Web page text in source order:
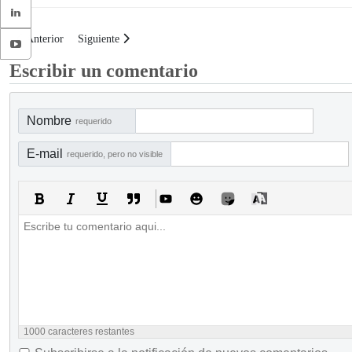
Artículo anterior: Checklist para revisar el riesgo de fraude para el CEO
Anterior Artículo siguiente: Checklist para revisar actividades de
Siguiente
Escribir un comentario
Nombre requerido
E-mail requerido, pero no visible
1000 caracteres restantes